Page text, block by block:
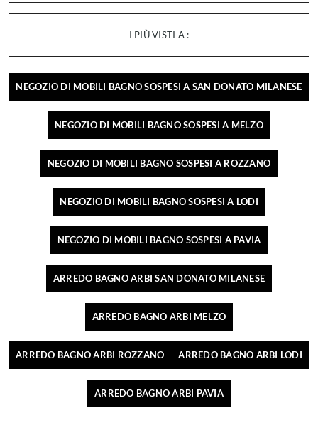
I PIÙ VISTI A :
NEGOZIO DI MOBILI BAGNO SOSPESI A SAN DONATO MILANESE
NEGOZIO DI MOBILI BAGNO SOSPESI A MELZO
NEGOZIO DI MOBILI BAGNO SOSPESI A ROZZANO
NEGOZIO DI MOBILI BAGNO SOSPESI A LODI
NEGOZIO DI MOBILI BAGNO SOSPESI A PAVIA
ARREDO BAGNO ARBI SAN DONATO MILANESE
ARREDO BAGNO ARBI MELZO
ARREDO BAGNO ARBI ROZZANO ARREDO BAGNO ARBI LODI
ARREDO BAGNO ARBI PAVIA